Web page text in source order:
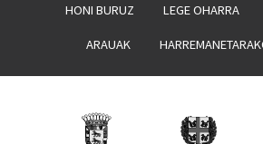
HONI BURUZ LEGE OHARRA
ARAUAK